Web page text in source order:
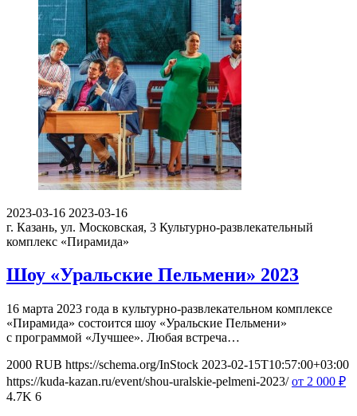
2023-03-16 2023-03-16
г. Казань, ул. Московская, 3 Культурно-развлекательный
комплекс «Пирамида»
Шоу «Уральские Пельмени» 2023
16 марта 2023 года в культурно-развлекательном комплексе
«Пирамида» состоится шоу «Уральские Пельмени»
с программой «Лучшее». Любая встреча…
2000 RUB https://schema.org/InStock 2023-02-15T10:57:00+03:00
https://kuda-kazan.ru/event/shou-uralskie-pelmeni-2023/ от 2 000 ₽
4.7K 6